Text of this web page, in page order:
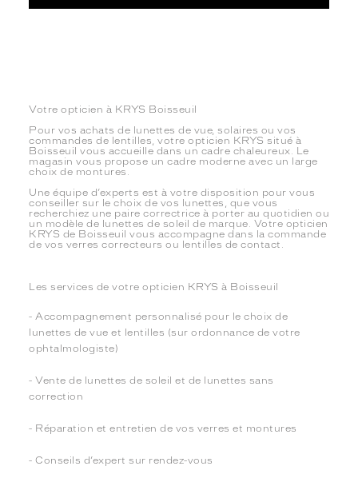
Votre opticien à KRYS Boisseuil
Pour vos achats de lunettes de vue, solaires ou vos
commandes de lentilles, votre opticien KRYS situé à
Boisseuil vous accueille dans un cadre chaleureux. Le
magasin vous propose un cadre moderne avec un large
choix de montures.
Une équipe d’experts est à votre disposition pour vous
conseiller sur le choix de vos lunettes, que vous
recherchiez une paire correctrice à porter au quotidien ou
un modèle de lunettes de soleil de marque. Votre opticien
KRYS de Boisseuil vous accompagne dans la commande
de vos verres correcteurs ou lentilles de contact.
Les services de votre opticien KRYS à Boisseuil
- Accompagnement personnalisé pour le choix de
lunettes de vue et lentilles (sur ordonnance de votre
ophtalmologiste)
- Vente de lunettes de soleil et de lunettes sans
correction
- Réparation et entretien de vos verres et montures
- Conseils d’expert sur rendez-vous